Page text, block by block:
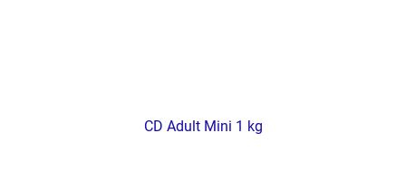
CD Adult Mini 1 kg